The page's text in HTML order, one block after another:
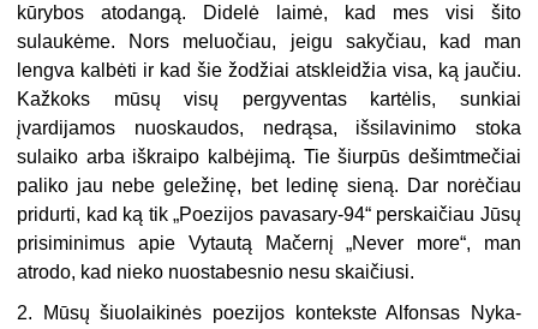
kūrybos atodangą. Didelė laimė, kad mes visi šito
sulaukėme. Nors meluočiau, jeigu sakyčiau, kad man
lengva kalbėti ir kad šie žodžiai atskleidžia visa, ką jaučiu.
Kažkoks mūsų visų pergyventas kartėlis, sunkiai
įvardijamos nuoskaudos, nedrąsa, išsilavinimo stoka
sulaiko arba iškraipo kalbėjimą. Tie šiurpūs dešimtmečiai
paliko jau nebe geležinę, bet ledinę sieną. Dar norėčiau
pridurti, kad ką tik „Poezijos pavasary-94“ perskaičiau Jūsų
prisiminimus apie Vytautą Mačernį „Never more“, man
atrodo, kad nieko nuostabesnio nesu skaičiusi.
2. Mūsų šiuolaikinės poezijos kontekste Alfonsas Nyka-